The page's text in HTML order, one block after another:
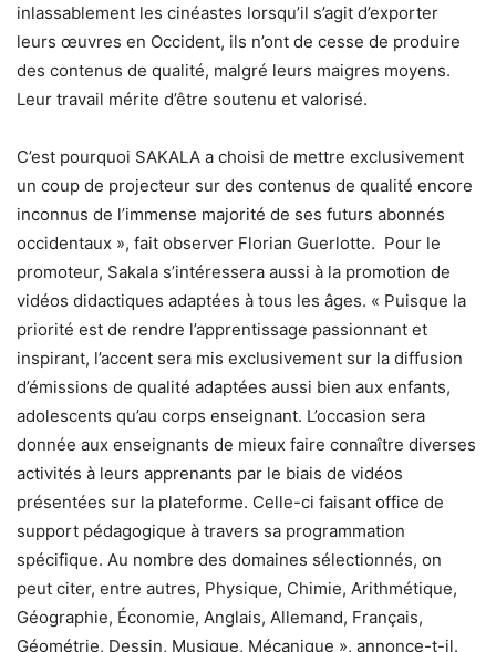
inlassablement les cinéastes lorsqu’il s’agit d’exporter
leurs œuvres en Occident, ils n’ont de cesse de produire
des contenus de qualité, malgré leurs maigres moyens.
Leur travail mérite d’être soutenu et valorisé.
C’est pourquoi SAKALA a choisi de mettre exclusivement
un coup de projecteur sur des contenus de qualité encore
inconnus de l’immense majorité de ses futurs abonnés
occidentaux », fait observer Florian Guerlotte. Pour le
promoteur, Sakala s’intéressera aussi à la promotion de
vidéos didactiques adaptées à tous les âges. « Puisque la
priorité est de rendre l’apprentissage passionnant et
inspirant, l’accent sera mis exclusivement sur la diffusion
d’émissions de qualité adaptées aussi bien aux enfants,
adolescents qu’au corps enseignant. L’occasion sera
donnée aux enseignants de mieux faire connaître diverses
activités à leurs apprenants par le biais de vidéos
présentées sur la plateforme. Celle-ci faisant office de
support pédagogique à travers sa programmation
spécifique. Au nombre des domaines sélectionnés, on
peut citer, entre autres, Physique, Chimie, Arithmétique,
Géographie, Économie, Anglais, Allemand, Français,
Géométrie, Dessin, Musique, Mécanique », annonce-t-il.